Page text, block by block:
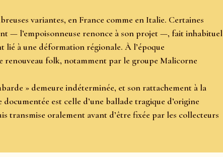
variantes, en France comme en Italie. Certaines
— l’empoisonneuse renonce à son projet —, fait inhabituel
à une déformation régionale. À l’époque
renouveau folk, notamment par le groupe Malicorne
» demeure indéterminée, et son rattachement à la
est celle d’une ballade tragique d’origine
transmise oralement avant d’être fixée par les collecteurs